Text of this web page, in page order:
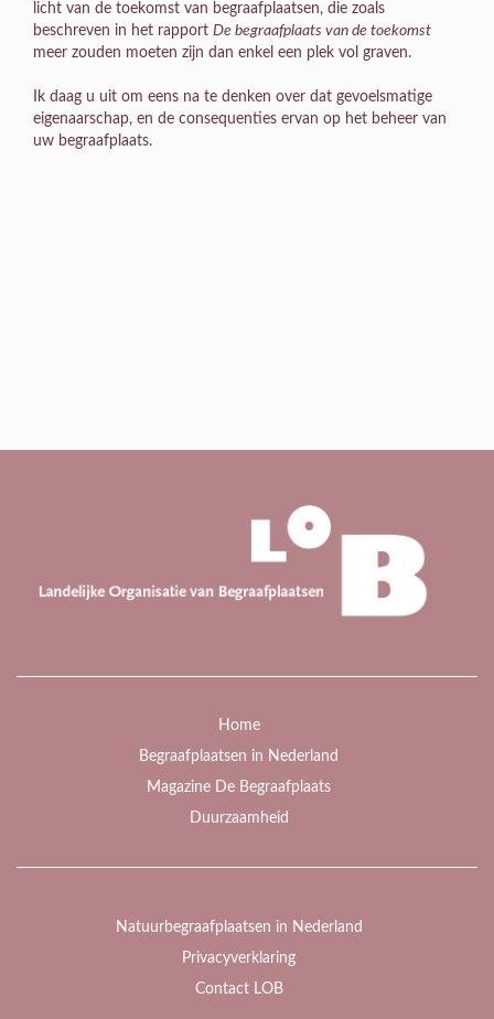
licht van de toekomst van begraafplaatsen, die zoals
beschreven in het rapport De begraafplaats van de toekomst
meer zouden moeten zijn dan enkel een plek vol graven.
Ik daag u uit om eens na te denken over dat gevoelsmatige
eigenaarschap, en de consequenties ervan op het beheer van
uw begraafplaats.
Home
Begraafplaatsen in Nederland
Magazine De Begraafplaats
Duurzaamheid
Natuurbegraafplaatsen in Nederland
Privacyverklaring
Contact LOB